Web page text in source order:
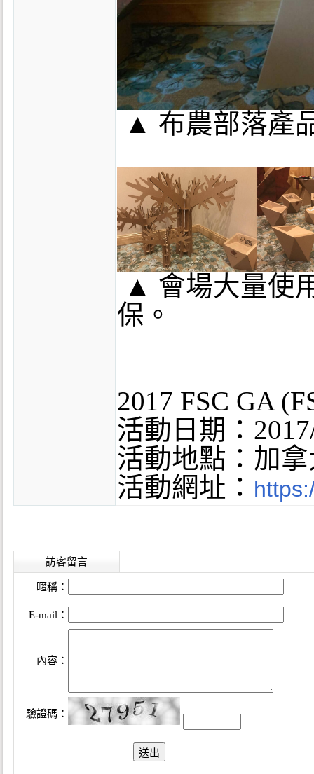
▲ 布農部落產
▲ 會場大量使
保。
2017 FSC GA
活動日期：
活動地點：加
活動網址：
訪客留言
暱稱：
E-mail：
內容：
驗證碼：